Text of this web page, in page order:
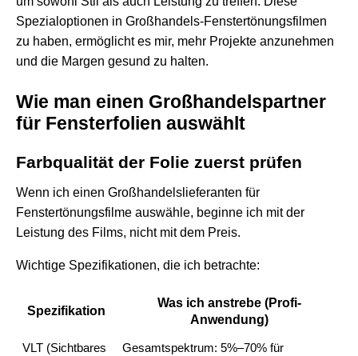
Spezialoptionen in Großhandels-Fenstertönungsfilmen
zu haben, ermöglicht es mir, mehr Projekte anzunehmen
und die Margen gesund zu halten.
Wie man einen Großhandelspartner
für Fensterfolien auswählt
Farbqualität der Folie zuerst prüfen
Wenn ich einen Großhandelslieferanten für
Fenstertönungsfilme auswähle, beginne ich mit der
Leistung des Films, nicht mit dem Preis.
Wichtige Spezifikationen, die ich betrachte:
Spezifikation
Was ich anstrebe (Profi-
Anwendung)
VLT (Sichtbares
Gesamtspektrum: 5%–70% für